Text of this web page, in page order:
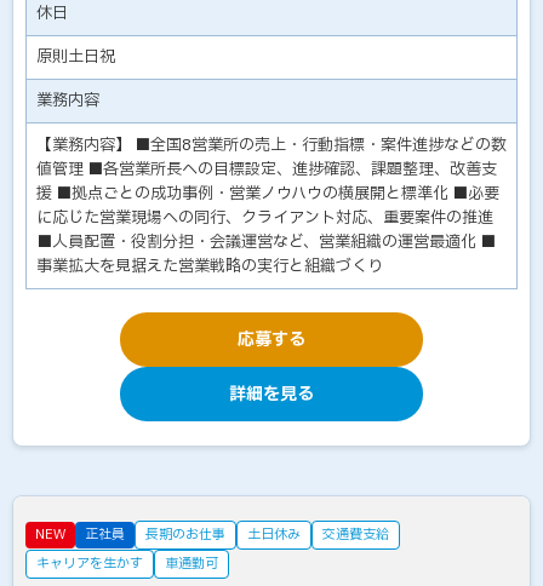
休日
原則土日祝
業務内容
【業務内容】 ■全国8営業所の売上・行動指標・案件進捗などの数
値管理 ■各営業所長への目標設定、進捗確認、課題整理、改善支
援 ■拠点ごとの成功事例・営業ノウハウの横展開と標準化 ■必要
に応じた営業現場への同行、クライアント対応、重要案件の推進
■人員配置・役割分担・会議運営など、営業組織の運営最適化 ■
事業拡大を見据えた営業戦略の実行と組織づくり
応募する
詳細を見る
NEW 正社員 長期のお仕事 土日休み
交通費支給
キャリアを生かす
車通勤可